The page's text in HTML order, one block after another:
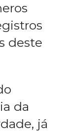
deste
da
já